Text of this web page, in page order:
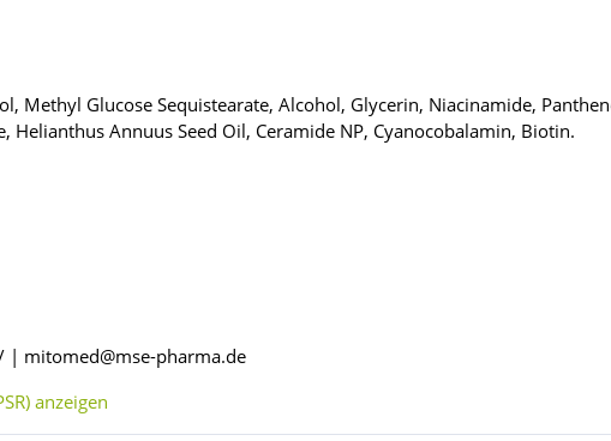
Methyl Glucose Sequistearate, Alcohol, Glycerin, Niacinamide,
Annuus Seed Oil, Ceramide NP, Cyanocobalamin, Biotin.
| mitomed@mse-pharma.de
anzeigen